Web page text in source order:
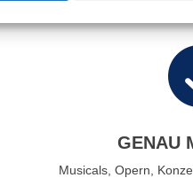
GENAU
Musicals, Opern,